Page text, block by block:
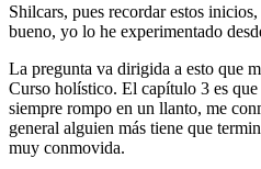
Shilcars, pues recordar estos
bueno, yo lo he experimentado
La pregunta va dirigida a esto que
Curso holístico. El capítulo 3 es
siempre rompo en un llanto, me
general alguien más tiene que
muy conmovida.